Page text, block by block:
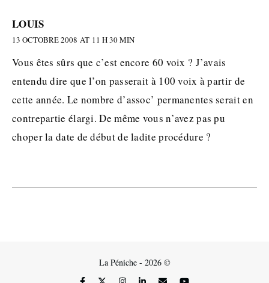
LOUIS
13 OCTOBRE 2008 AT 11 H 30 MIN
Vous êtes sûrs que c’est encore 60 voix ? J’avais
entendu dire que l’on passerait à 100 voix à partir de
cette année. Le nombre d’assoc’ permanentes serait en
contrepartie élargi. De même vous n’avez pas pu
choper la date de début de ladite procédure ?
La Péniche - 2026 ©